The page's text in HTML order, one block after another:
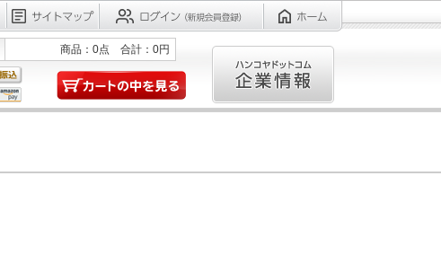
商品：0点 合計：0円